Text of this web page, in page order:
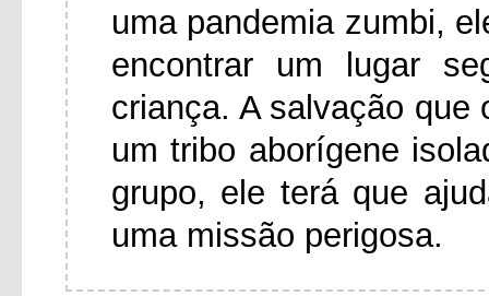
uma pandemia zumbi,
encontrar um lugar
criança. A salvação que
um tribo aborígene
grupo, ele terá que
uma missão perigosa.